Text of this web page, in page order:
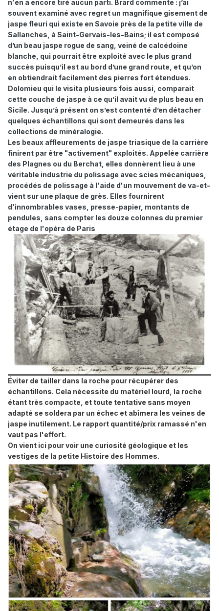
n'en a encore tiré aucun parti. Brard commente : j’ai
souvent examiné avec regret un magnifique gisement de
jaspe fleuri qui existe en Savoie près de la petite ville de
Sallanches, à Saint-Gervais-les-Bains; il est composé
d’un beau jaspe rogue de sang, veiné de calcédoine
blanche, qui pourrait être exploité avec le plus grand
succès puisqu’il est au bord d’une grand route, et qu’on
en obtiendrait facilement des pierres fort étendues.
Dolomieu qui le visita plusieurs fois aussi, comparait
cette couche de jaspe à ce qu’il avait vu de plus beau en
Sicile. Jusqu’à présent on s’est contenté d’en détacher
quelques échantillons qui sont demeurés dans les
collections de minéralogie.
Les beaux affleurements de jaspe triasique de la carrière
finirent par être "activement" exploités. Appelée carrière
des Plagnes ou du Berchat, elles donnèrent lieu à une
véritable industrie du polissage avec scies mécaniques,
procédés de polissage à l'aide d'un mouvement de va-et-
vient sur une plaque de grès. Elles fournirent
d'innombrables vases, presse-papier, montants de
pendules, sans compter les douze colonnes du premier
étage de l'opéra de Paris
Éviter de tailler dans la roche pour récupérer des
échantillons. Cela nécessite du matériel lourd, la roche
étant très compacte, et toute tentative sans moyen
adapté se soldera par un échec et abîmera les veines de
jaspe inutilement. Le rapport quantité/prix ramassé n'en
vaut pas l'effort.
On vient ici pour voir une curiosité géologique et les
vestiges de la petite Histoire des Hommes.